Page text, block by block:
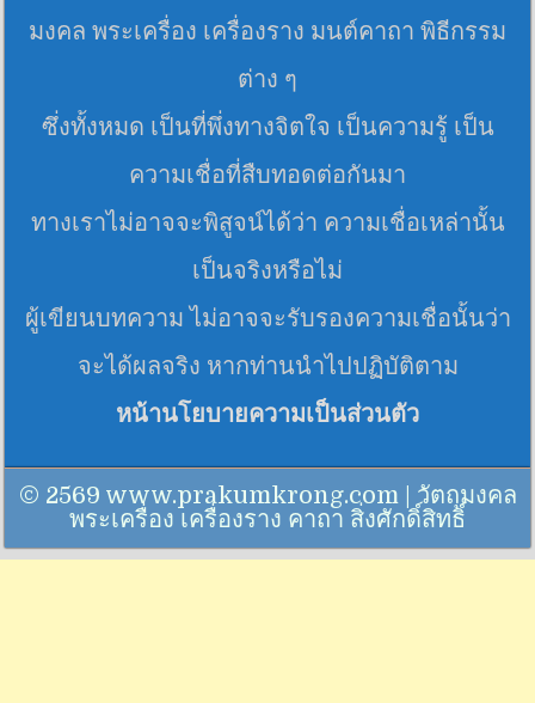
มงคล พระเครื่อง เครื่องราง มนต์คาถา พิธีกรรม
ต่าง ๆ
ซึ่งทั้งหมด เป็นที่พึ่งทางจิตใจ เป็นความรู้ เป็น
ความเชื่อที่สืบทอดต่อกันมา
ทางเราไม่อาจจะพิสูจน์ได้ว่า ความเชื่อเหล่านั้น
เป็นจริงหรือไม่
ผู้เขียนบทความ ไม่อาจจะรับรองความเชื่อนั้นว่า
จะได้ผลจริง หากท่านนำไปปฏิบัติตาม
หน้านโยบายความเป็นส่วนตัว
© 2569 www.prakumkrong.com | วัตถุมงคล
พระเครื่อง เครื่องราง คาถา สิ่งศักดิ์สิทธิ์